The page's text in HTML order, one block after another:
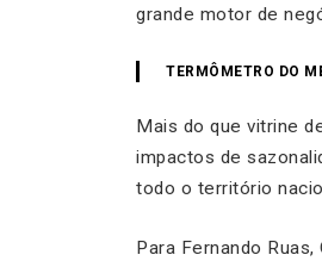
grande motor de
TERMÔMETRO DO
Mais do que vitrine
impactos de
todo o território
Para Fernando